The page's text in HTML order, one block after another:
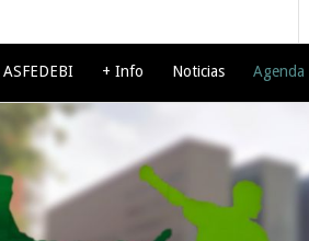
+ Info Noticias Agenda